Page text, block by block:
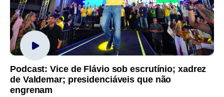
Podcast: Vice de Flávio sob escrutínio; xadrez
de Valdemar; presidenciáveis que não
engrenam